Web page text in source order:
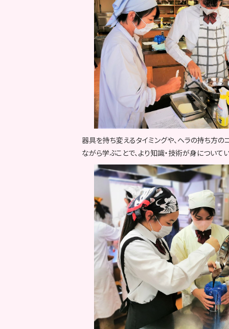
器具を持ち変えるタイミングや、ヘラの持ち方
ながら学ぶことで、より知識・技術が身について